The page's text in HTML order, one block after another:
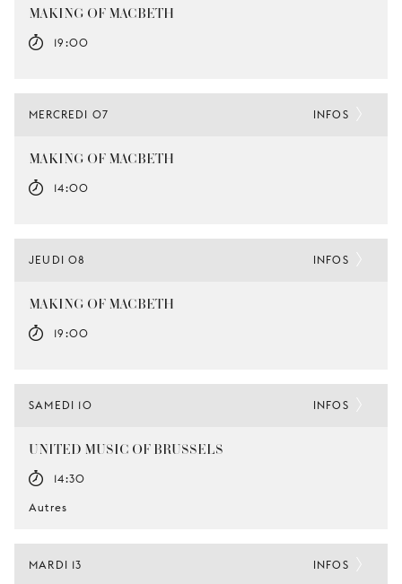
MAKING OF MACBETH
19:00
MERCREDI 07
MAKING OF MACBETH
14:00
INFOS
JEUDI 08
MAKING OF MACBETH
19:00
INFOS
SAMEDI 10
UNITED MUSIC OF BRUSSELS
14:30
Autres
INFOS
MARDI 13 INFOS